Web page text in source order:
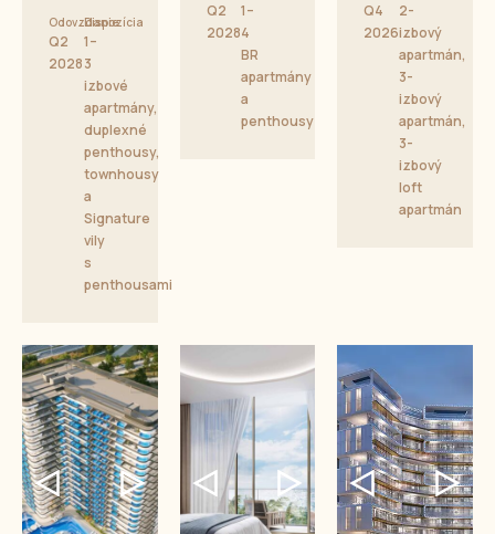
Odovzdanie
Q2
2028
Dispozícia
1–
3
izbové
apartmány,
duplexné
penthousy,
townhousy
a
Signature
vily
s
penthousami
Q2
2028
1–
4
BR
apartmány
a
penthousy
Q4
2026
2-
izbový
apartmán,
3-
izbový
apartmán,
3-
izbový
loft
apartmán